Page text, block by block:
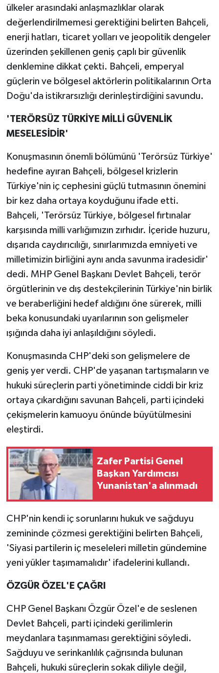
ülkeler arasındaki anlaşmazlıklar olarak
değerlendirilmemesi gerektiğini belirten Bahçeli,
enerji hatları, ticaret yolları ve jeopolitik dengeler
üzerinden şekillenen geniş çaplı bir güvenlik
denklemine dikkat çekti. Bahçeli, emperyal
güçlerin ve bölgesel aktörlerin politikalarının Orta
Doğu'da istikrarsızlığı derinleştirdiğini savundu.
'TERÖRSÜZ TÜRKİYE MİLLİ GÜVENLİK
MESELESİDİR'
Konuşmasının önemli bölümünü 'Terörsüz Türkiye'
hedefine ayıran Bahçeli, bölgesel krizlerin
Türkiye'nin iç cephesini güçlü tutmasının önemini
bir kez daha ortaya koyduğunu ifade etti.
Bahçeli, 'Terörsüz Türkiye, bölgesel fırtınalar
karşısında milli varlığımızın zırhıdır. İçeride huzuru,
dışarıda caydırıcılığı, sınırlarımızda emniyeti ve
milletimizin birliğini aynı anda savunma iradesidir'
dedi. MHP Genel Başkanı Devlet Bahçeli, terör
örgütlerinin ve dış destekçilerinin Türkiye'nin birlik
ve beraberliğini hedef aldığını öne sürerek, milli
beka konusundaki uyarılarının son gelişmeler
ışığında daha iyi anlaşıldığını söyledi.
Konuşmasında CHP'deki son gelişmelere de
geniş yer verdi. CHP'de yaşanan tartışmaların ve
hukuki süreçlerin parti yönetiminde ciddi bir kriz
ortaya çıkardığını savunan Bahçeli, parti içindeki
çekişmelerin kamuoyu önünde büyütülmesini
eleştirdi.
Zafer Partisi Genel
Başkan Yardımcısı
Yunanistan'a alınmadı
CHP'nin kendi iç sorunlarını hukuk ve sağduyu
zemininde çözmesi gerektiğini belirten Bahçeli,
'Siyasi partilerin iç meseleleri milletin gündemine
yeni yükler taşımamalıdır' ifadelerini kullandı.
ÖZGÜR ÖZEL'E ÇAĞRI
CHP Genel Başkanı Özgür Özel'e de seslenen
Devlet Bahçeli, parti içindeki gerilimlerin
meydanlara taşınmaması gerektiğini söyledi.
Sağduyu ve serinkanlılık çağrısında bulunan
Bahçeli, hukuki süreçlerin sokak diliyle değil,